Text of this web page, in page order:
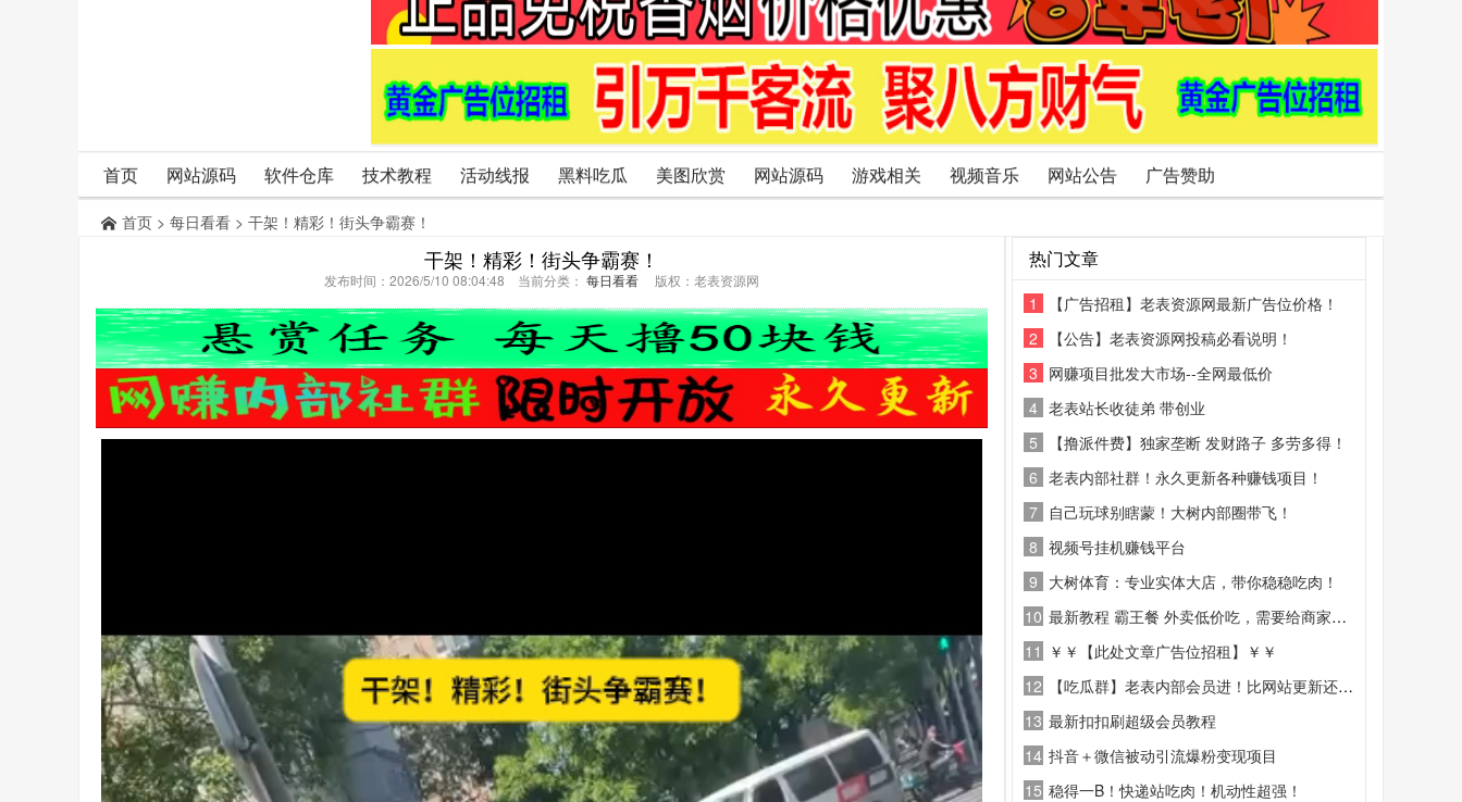
首页 网站源码 软件仓库 技术教程 活动线报 黑料吃瓜 美图欣赏 网站源码 游戏相关 视频音乐 网站公告 广告赞助
首页 > 每日看看 > 干架！精彩！街头争霸赛！
干架！精彩！街头争霸赛！
发布时间：2026/5/10 08:04:48 当前分类： 每日看看 版权：老表资源网
热门文章
1
【广告招租】老表资源网最新广告位价格！
2
【公告】老表资源网投稿必看说明！
3 网赚项目批发大市场--全网最低价
4 老表站长收徒弟 带创业
5
【撸派件费】独家垄断 发财路子 多劳多得！
6 老表内部社群！永久更新各种赚钱项目！
7 自己玩球别瞎蒙！大树内部圈带飞！
8 视频号挂机赚钱平台
9 大树体育：专业实体大店，带你稳稳吃肉！
10 最新教程 霸王餐 外卖低价吃，需要给商家好评
11 ￥￥【此处文章广告位招租】￥￥
12
【吃瓜群】老表内部会员进！比网站更新还精彩！
13 最新扣扣刷超级会员教程
14 抖音＋微信被动引流爆粉变现项目
15 稳得一B！快递站吃肉！机动性超强！